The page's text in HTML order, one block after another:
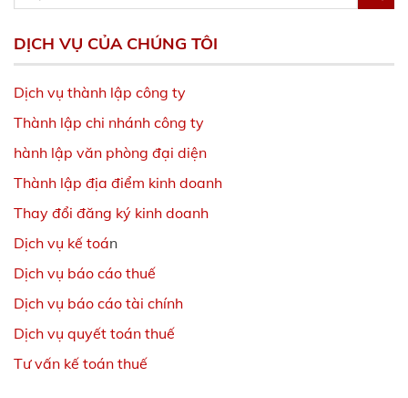
DỊCH VỤ CỦA CHÚNG TÔI
Dịch vụ thành lập công ty
Thành lập chi nhánh công ty
hành lập văn phòng đại diện
Thành lập địa điểm kinh doanh
Thay đổi đăng ký kinh doanh
Dịch vụ kế toán
Dịch vụ báo cáo thuế
Dịch vụ báo cáo tài chính
Dịch vụ quyết toán thuế
Tư vấn kế toán thuế